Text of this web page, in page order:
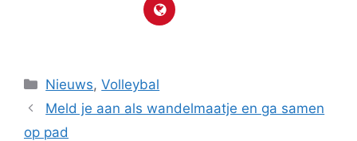
Categorieën
Nieuws,Volleybal
Meld je aan als wandelmaatje en ga samen
op pad